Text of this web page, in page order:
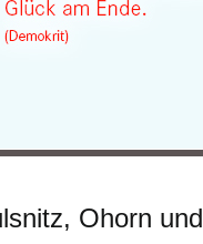
Ohorn und